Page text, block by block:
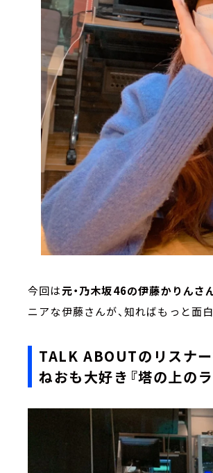
今回は元・乃木坂46の伊藤かりんさ
ニアな伊藤さんが、知ればもっと面
TALK ABOUTのリスナー
ねおも大好き『塔の上の